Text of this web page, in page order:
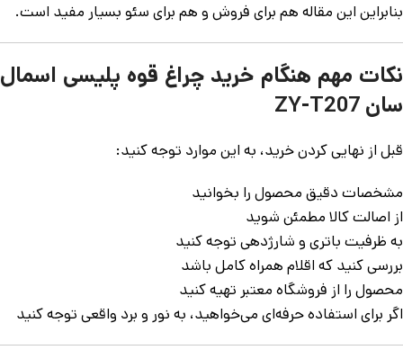
بنابراین این مقاله هم برای فروش و هم برای سئو بسیار مفید است.
نکات مهم هنگام خرید چراغ قوه پلیسی اسمال
سان ZY-T207
قبل از نهایی کردن خرید، به این موارد توجه کنید:
مشخصات دقیق محصول را بخوانید
از اصالت کالا مطمئن شوید
به ظرفیت باتری و شارژدهی توجه کنید
بررسی کنید که اقلام همراه کامل باشد
محصول را از فروشگاه معتبر تهیه کنید
اگر برای استفاده حرفه‌ای می‌خواهید، به نور و برد واقعی توجه کنید